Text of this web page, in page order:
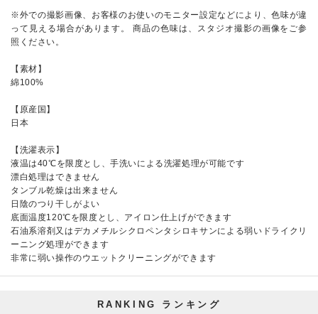
※外での撮影画像、お客様のお使いのモニター設定などにより、色味が違
って見える場合があります。 商品の色味は、スタジオ撮影の画像をご参
照ください。
【素材】
綿100%
【原産国】
日本
【洗濯表示】
液温は40℃を限度とし、手洗いによる洗濯処理が可能です
漂白処理はできません
タンブル乾燥は出来ません
日陰のつり干しがよい
底面温度120℃を限度とし、アイロン仕上げができます
石油系溶剤又はデカメチルシクロペンタシロキサンによる弱いドライクリ
ーニング処理ができます
非常に弱い操作のウエットクリーニングができます
RANKING ランキング